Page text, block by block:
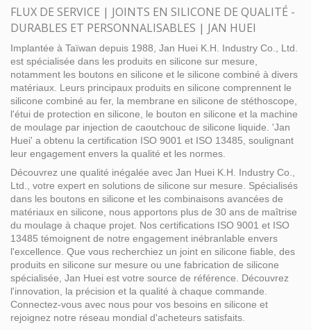
FLUX DE SERVICE | JOINTS EN SILICONE DE QUALITÉ -
DURABLES ET PERSONNALISABLES | JAN HUEI
Implantée à Taïwan depuis 1988, Jan Huei K.H. Industry Co., Ltd.
est spécialisée dans les produits en silicone sur mesure,
notamment les boutons en silicone et le silicone combiné à divers
matériaux. Leurs principaux produits en silicone comprennent le
silicone combiné au fer, la membrane en silicone de stéthoscope,
l'étui de protection en silicone, le bouton en silicone et la machine
de moulage par injection de caoutchouc de silicone liquide. 'Jan
Huei' a obtenu la certification ISO 9001 et ISO 13485, soulignant
leur engagement envers la qualité et les normes.
Découvrez une qualité inégalée avec Jan Huei K.H. Industry Co.,
Ltd., votre expert en solutions de silicone sur mesure. Spécialisés
dans les boutons en silicone et les combinaisons avancées de
matériaux en silicone, nous apportons plus de 30 ans de maîtrise
du moulage à chaque projet. Nos certifications ISO 9001 et ISO
13485 témoignent de notre engagement inébranlable envers
l'excellence. Que vous recherchiez un joint en silicone fiable, des
produits en silicone sur mesure ou une fabrication de silicone
spécialisée, Jan Huei est votre source de référence. Découvrez
l'innovation, la précision et la qualité à chaque commande.
Connectez-vous avec nous pour vos besoins en silicone et
rejoignez notre réseau mondial d'acheteurs satisfaits.